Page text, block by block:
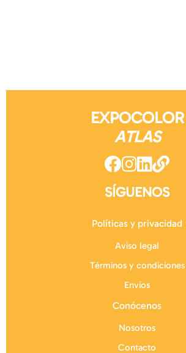
EXPOCOLOR
ATLAS
SÍGUENOS
Políticas y privacidad
Aviso legal
Términos y condiciones
Envíos
Conócenos
Nosotros
Contacto